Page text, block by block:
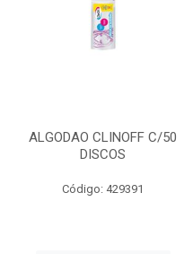
ALGODAO CLINOFF C/50
DISCOS
Código: 429391